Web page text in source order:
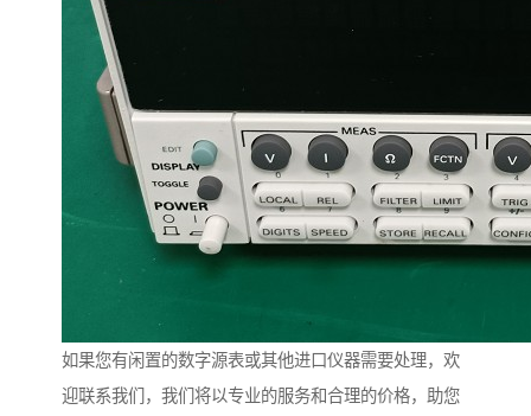
如果您有闲置的数字源表或其他进口仪器需要处理，欢
迎联系我们，我们将以专业的服务和合理的价格，助您